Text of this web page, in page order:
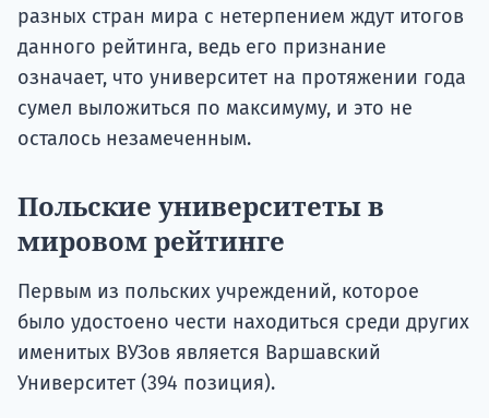
разных стран мира с нетерпением ждут итогов
данного рейтинга, ведь его признание
означает, что университет на протяжении года
сумел выложиться по максимуму, и это не
осталось незамеченным.
Польские университеты в
мировом рейтинге
Первым из польских учреждений, которое
было удостоено чести находиться среди других
именитых ВУЗов является Варшавский
Университет (394 позиция).